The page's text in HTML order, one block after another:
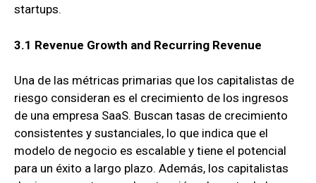
startups.
3.1 Revenue Growth and Recurring Revenue
Una de las métricas primarias que los capitalistas de
riesgo consideran es el crecimiento de los ingresos
de una empresa SaaS. Buscan tasas de crecimiento
consistentes y sustanciales, lo que indica que el
modelo de negocio es escalable y tiene el potencial
para un éxito a largo plazo. Además, los capitalistas